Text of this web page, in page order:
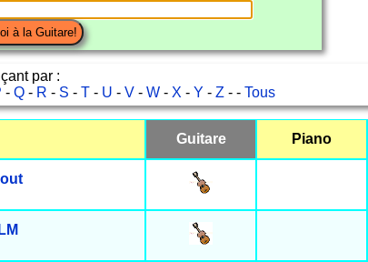
par :
-Q - R - S -T - U -V -W - X -Y -Z - -Tous
Guitare Piano